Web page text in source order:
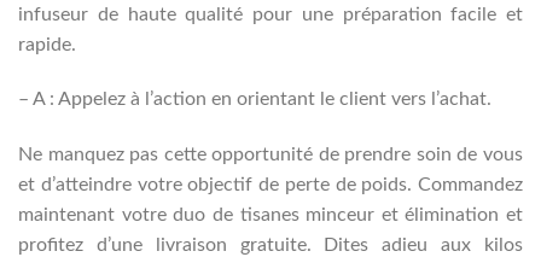
infuseur de haute qualité pour une préparation facile et
rapide.
– A : Appelez à l’action en orientant le client vers l’achat.
Ne manquez pas cette opportunité de prendre soin de vous
et d’atteindre votre objectif de perte de poids. Commandez
maintenant votre duo de tisanes minceur et élimination et
profitez d’une livraison gratuite. Dites adieu aux kilos